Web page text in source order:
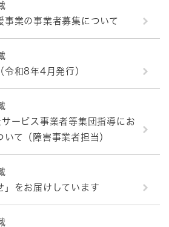
事業の事業者募集について
令和8年4月発行）
ービス事業者等集団指導にお
て（障害事業者担当）
」をお届けしています